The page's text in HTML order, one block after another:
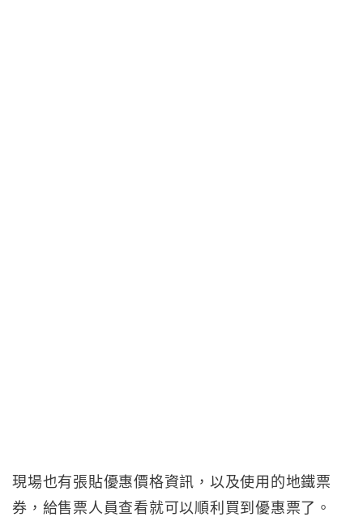
現場也有張貼優惠價格資訊，以及使用的地鐵票
券，給售票人員查看就可以順利買到優惠票了。